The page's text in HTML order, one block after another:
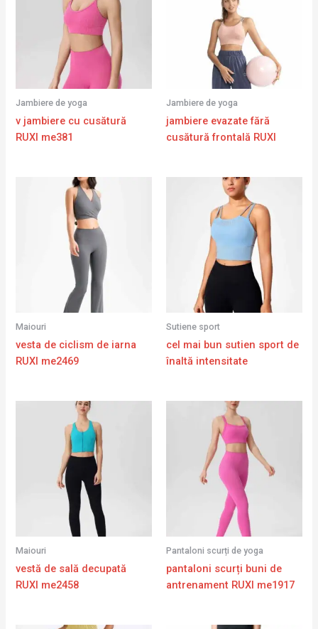
Jambiere de yoga
v jambiere cu cusătură
RUXI me381
Jambiere de yoga
jambiere evazate fără
cusătură frontală RUXI
Maiouri
vesta de ciclism de iarna
RUXI me2469
Sutiene sport
cel mai bun sutien sport de
înaltă intensitate
Maiouri
vestă de sală decupată
RUXI me2458
Pantaloni scurți de yoga
pantaloni scurți buni de
antrenament RUXI me1917